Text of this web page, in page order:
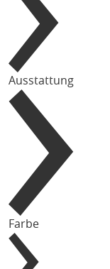
Ausstattung
Farbe